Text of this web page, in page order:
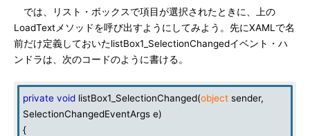
では、リスト・ボックスで項目が選択されたときに、上の
LoadTextメソッドを呼び出すようにしてみよう。先にXAMLで名
前だけ定義しておいたlistBox1_SelectionChangedイベント・ハ
ンドラは、次のコードのように書ける。
private void listBox1_SelectionChanged(object sender,
SelectionChangedEventArgs e)
{